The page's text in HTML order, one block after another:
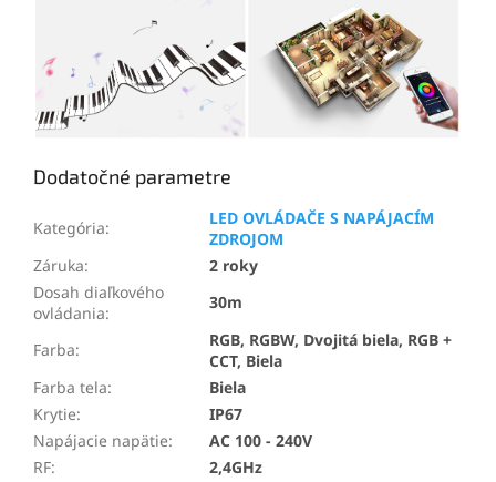
Dodatočné parametre
Kategória:
LED OVLÁDAČE S NAPÁJACÍM
ZDROJOM
Záruka:
2 roky
Dosah diaľkového
ovládania:
30m
Farba:
RGB, RGBW, Dvojitá biela, RGB +
CCT, Biela
Farba tela:
Biela
Krytie:
IP67
Napájacie napätie:
AC 100 - 240V
RF:
2,4GHz